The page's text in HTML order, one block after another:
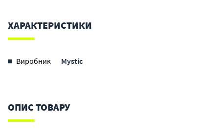
ХАРАКТЕРИСТИКИ
Виробник Mystic
ОПИС ТОВАРУ